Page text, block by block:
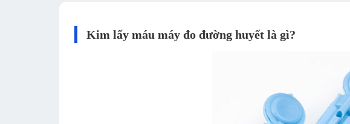
Kim lấy máu máy đo đường huyết là gì?